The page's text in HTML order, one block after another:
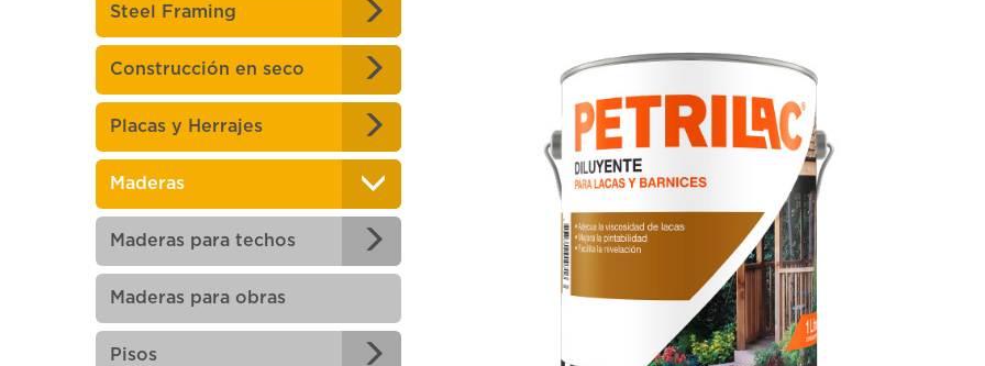
Steel Framing
Construcción en seco
Placas y Herrajes
Maderas
Maderas para techos
Maderas para obras
Pisos